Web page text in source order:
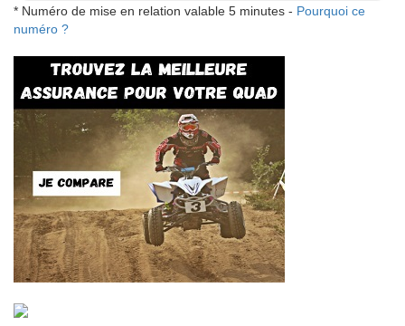
* Numéro de mise en relation valable 5 minutes - Pourquoi ce
numéro ?